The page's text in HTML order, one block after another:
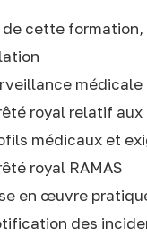
de cette
médicale
royal relatif
médicaux et
royal RAMAS
en œuvre
des